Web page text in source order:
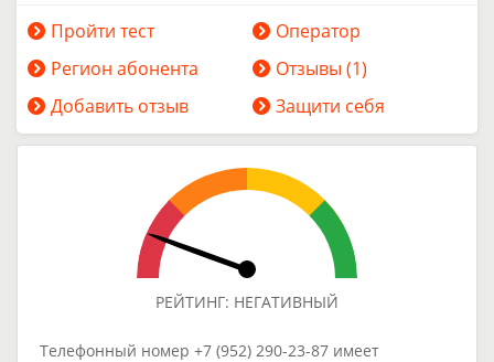
Пройти тест
Оператор
Регион абонента
Отзывы (1)
Добавить отзыв
Защити себя
РЕЙТИНГ: НЕГАТИВНЫЙ
Телефонный номер +7 (952) 290-23-87 имеет